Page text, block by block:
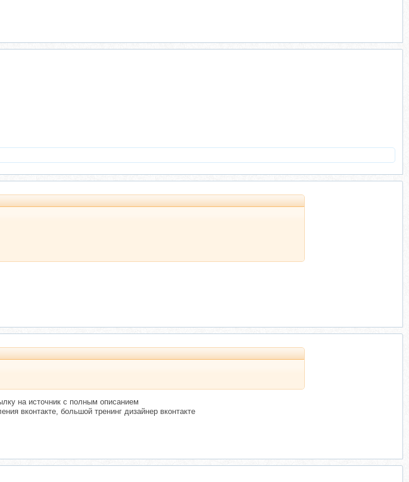
на источник с полным описанием
вконтакте, большой тренинг дизайнер вконтакте